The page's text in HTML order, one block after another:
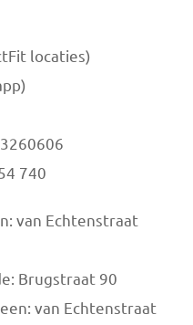
locaties)
740
van Echtenstraat
Brugstraat 90
van Echtenstraat